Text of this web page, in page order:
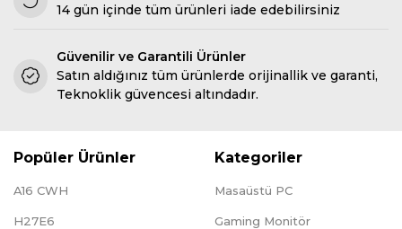
14 gün içinde tüm ürünleri iade edebilirsiniz
Güvenilir ve Garantili Ürünler
Satın aldığınız tüm ürünlerde orijinallik ve garanti,
Teknoklik güvencesi altındadır.
Popüler Ürünler
A16 CWH
H27E6
Kategoriler
Masaüstü PC
Gaming Monitör